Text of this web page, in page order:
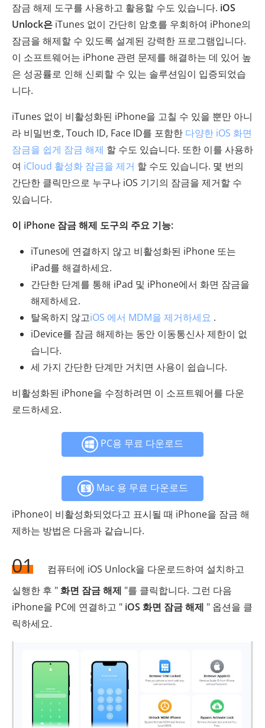
잠금 해제 도구를 사용하고 활용할 수도 있습니다. iOS
Unlock은 iTunes 없이 간단히 암호를 우회하여 iPhone의
잠금을 해제할 수 있도록 설계된 강력한 프로그램입니다.
이 소프트웨어는 iPhone 관련 문제를 해결하는 데 있어 높
은 성공률로 인해 신뢰할 수 있는 솔루션임이 입증되었습
니다.
iTunes 없이 비활성화된 iPhone을 고칠 수 있을 뿐만 아니
라 비밀번호, Touch ID, Face ID를 포함한 다양한 iOS 화면
잠금을 쉽게 잠금 해제 할 수도 있습니다. 또한 이를 사용하
여 iCloud 활성화 잠금을 제거 할 수도 있습니다. 몇 번의
간단한 클릭만으로 누구나 iOS 기기의 잠금을 제거할 수
있습니다.
이 iPhone 잠금 해제 도구의 주요 기능:
iTunes에 연결하지 않고 비활성화된 iPhone 또는
iPad를 해결하세요.
간단한 단계를 통해 iPad 및 iPhone에서 화면 잠금을
해제하세요.
탈옥하지 않고iOS 에서 MDM을 제거하세요 .
iDevice를 잠금 해제하는 동안 이동통신사 제한이 없
습니다.
세 가지 간단한 단계만 거치면 사용이 쉽습니다.
비활성화된 iPhone을 수정하려면 이 소프트웨어를 다운
로드하세요.
PC용 무료 다운로드
Mac 용 무료 다운로드
iPhone이 비활성화되었다고 표시될 때 iPhone을 잠금 해
제하는 방법은 다음과 같습니다.
01
컴퓨터에 iOS Unlock을 다운로드하여 설치하고
실행한 후 "화면 잠금 해제 "를 클릭합니다. 그런 다음
iPhone을 PC에 연결하고 " iOS 화면 잠금 해제 " 옵션을 클
릭하세요.